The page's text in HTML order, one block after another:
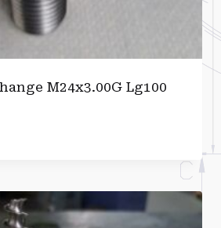
M24x3.00G Lg100